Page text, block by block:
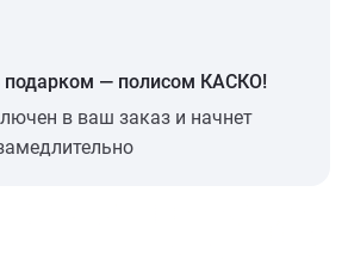
подарком — полисом КАСКО!
в ваш заказ и начнет